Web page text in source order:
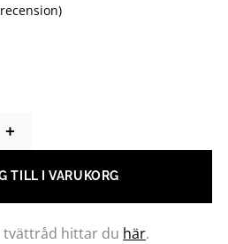
MÄNGD
TILL I VARUKORG
tvättråd hittar du här.